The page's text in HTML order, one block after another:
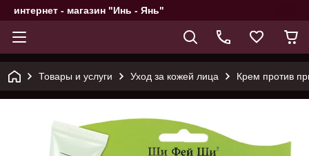
интернет - магазин "Инь - Янь"
Товары и услуги Уход за кожей лица Крем против